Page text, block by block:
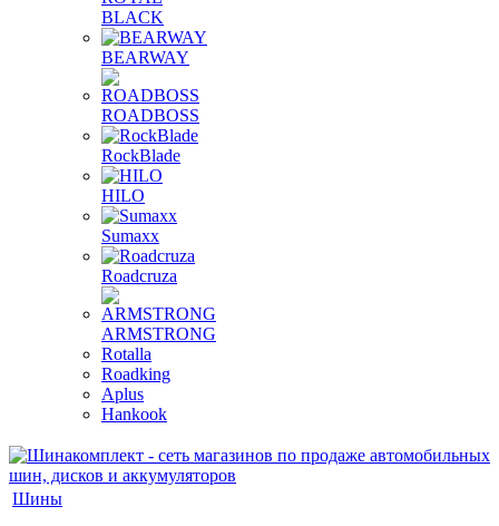
BLACK
BEARWAY
ROADBOSS
RockBlade
HILO
Sumaxx
Roadcruza
ARMSTRONG
Rotalla
Roadking
Aplus
Hankook
Шины